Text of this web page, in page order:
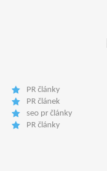
PR články
PR článek
seo pr články
PR články